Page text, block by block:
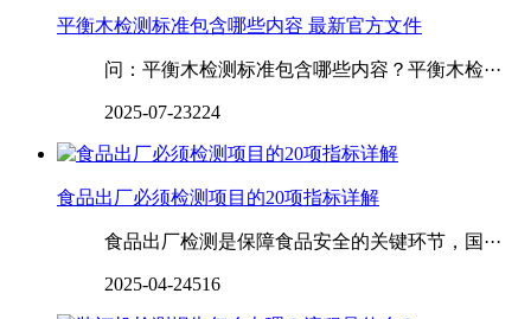
平衡木检测标准包含哪些内容 最新官方文件
问：平衡木检测标准包含哪些内容？平衡木检···
2025-07-23224
食品出厂必须检测项目的20项指标详解
食品出厂检测是保障食品安全的关键环节，国···
2025-04-24516